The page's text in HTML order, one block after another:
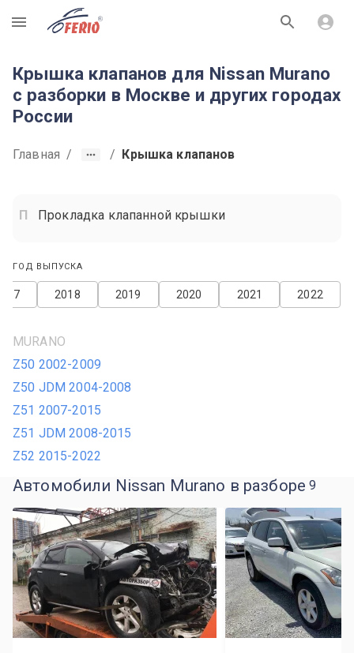
R
Крышка клапанов для Nissan Murano
с разборки в Москве и других городах
России
Главная / / Крышка клапанов
Прокладка клапанной крышки
ГОД ВЫПУСКА
2022
2021
2020
2019
2018
MURANO
Z50 2002-2009
Z50 JDM 2004-2008
Z51 2007-2015
Z51 JDM 2008-2015
Z52 2015-2022
Автомобили Nissan Murano в разборе 9